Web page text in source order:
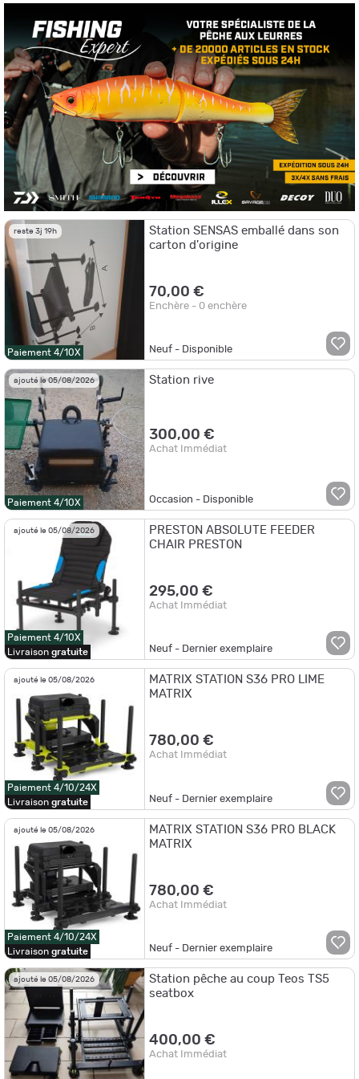
La mobilité
Les postes de pêche peuvent souvent être éloignés de votre
stationnement. Pêchez de manière efficace et intelligente en optant
pour une station de pêche mobile avec des roues intégrées. Elles vous
permettent de transporter la totalité de votre matériel sans effort et
sans va-et-vient. Une fois au bord de l'eau, il vous suffit de relever les
roues increvableset de régler lespieds télescopiquesde votre
station de pêchepour une stabilité optimale. Vous pourrez alors
conserver toute votre énergie pour pêcher les plus gros et beaux
spécimens.
reste 3j 19h
Paiement 4/10X
Station SENSAS emballé dans son
carton d'origine
70,00 €
Enchère - 0 enchère
Neuf - Disponible
ajouté le 05/08/2026
Paiement 4/10X
Station rive
300,00 €
Achat Immédiat
Occasion - Disponible
ajouté le 05/08/2026
Paiement 4/10X
Livraison gratuite
PRESTON ABSOLUTE FEEDER
CHAIR PRESTON
295,00 €
Achat Immédiat
Neuf - Dernier exemplaire
ajouté le 05/08/2026
Paiement 4/10/24X
Livraison gratuite
MATRIX STATION S36 PRO LIME
MATRIX
780,00 €
Achat Immédiat
Neuf - Dernier exemplaire
ajouté le 05/08/2026
Paiement 4/10/24X
Livraison gratuite
MATRIX STATION S36 PRO BLACK
MATRIX
780,00 €
Achat Immédiat
Neuf - Dernier exemplaire
ajouté le 05/08/2026
Station pêche au coup Teos TS5
seatbox
400,00 €
Achat Immédiat